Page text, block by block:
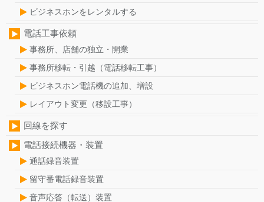
ビジネスホンをレンタルする
電話工事依頼
事務所、店舗の独立・開業
事務所移転・引越（電話移転工事）
ビジネスホン電話機の追加、増設
レイアウト変更（移設工事）
回線を探す
電話接続機器・装置
通話録音装置
留守番電話録音装置
音声応答（転送）装置